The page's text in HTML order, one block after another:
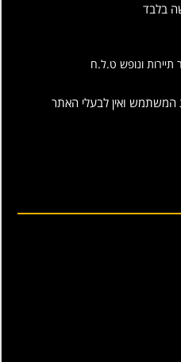
בלבד
תיירות ונופש ט.ל.ח
המשתמש ואין לבעלי האתר